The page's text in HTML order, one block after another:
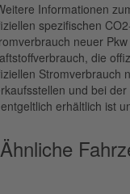
Informationen
spezifischen
neuer
die
Stromverbrauch
und bei
erhältlich ist
Ähnliche